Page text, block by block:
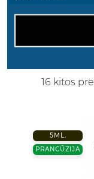
16 kitos
5ML.
PRANCŪZIJA